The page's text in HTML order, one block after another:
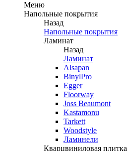
Меню
Напольные покрытия
Назад
Напольные покрытия
Ламинат
Назад
Ламинат
Alsapan
BinylPro
Egger
Floorway
Joss Beaumont
Kastamonu
Tarkett
Woodstyle
Ламинели
Кварцвиниловая плитка